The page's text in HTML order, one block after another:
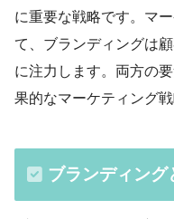
に重要な戦略です。マ
て、ブランディングは
に注力します。両方の
果的なマーケティング
ブランディング